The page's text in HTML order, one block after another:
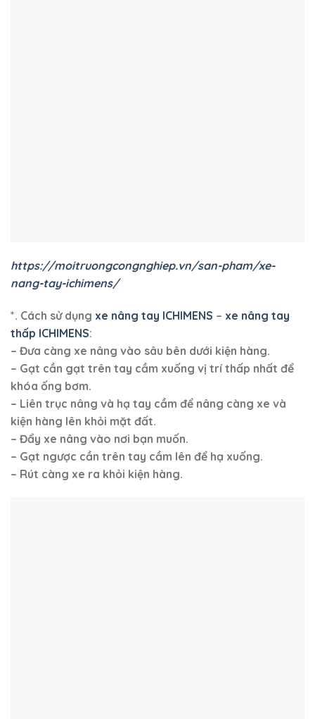
https://moitruongcongnghiep.vn/san-pham/xe-
nang-tay-ichimens/
*. Cách sử dụng xe nâng tay ICHIMENS – xe nâng tay
thấp ICHIMENS:
– Đưa càng xe nâng vào sâu bên dưới kiện hàng.
– Gạt cần gạt trên tay cầm xuống vị trí thấp nhất để
khóa ống bơm.
– Liên trục nâng và hạ tay cầm để nâng càng xe và
kiện hàng lên khỏi mặt đất.
– Đẩy xe nâng vào nơi bạn muốn.
– Gạt ngược cần trên tay cầm lên để hạ xuống.
– Rút càng xe ra khỏi kiện hàng.